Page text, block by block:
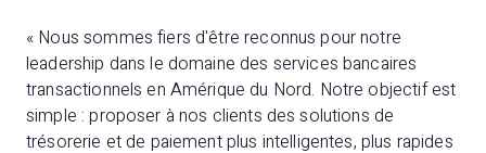
« Nous sommes fiers d'être reconnus pour notre
leadership dans le domaine des services bancaires
transactionnels en Amérique du Nord. Notre objectif est
simple : proposer à nos clients des solutions de
trésorerie et de paiement plus intelligentes, plus rapides